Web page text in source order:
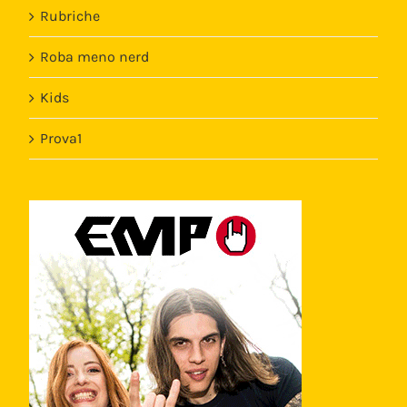
Rubriche
Roba meno nerd
Kids
Prova1